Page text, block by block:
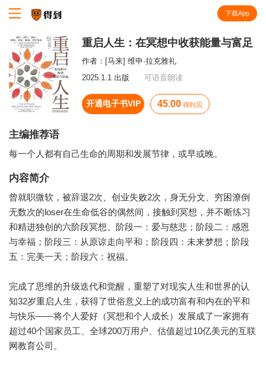
下载App
重启人生：在冥想中收获能量与富足
作者： [马来] 维申·拉克雅礼
2025.1.1 出版
可语音朗读
开通电子书VIP 45.00 得到贝
主编推荐语
每一个人都有自己生命的周期和发展节律，或早或晚。
内容简介
曾就职微软，被辞退2次、创业失败2次，身无分文、穷困潦倒
无数次的loser在生命低谷的偶然间，接触到冥想，并不断练习
和精进独创的六阶段冥想。阶段一：爱与慈悲；阶段二：感恩
与幸福；阶段三：从原谅走向平和；阶段四：未来梦想；阶段
五：完美一天；阶段六：祝福。
完成了思维的升级迭代和觉醒，重塑了对现实人生和世界的认
知32岁重启人生，获得了世俗意义上的成功富有和内在的平和
与快乐——将个人爱好（冥想和个人成长）发展成了一家拥有
超过40个国家员工、全球200万用户、估值超过10亿美元的互联
网教育公司。